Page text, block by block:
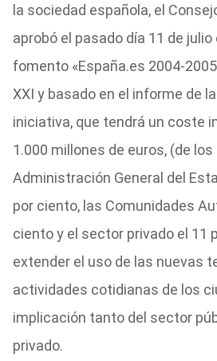
la sociedad española, el
aprobó el pasado día 11 de julio
fomento «España.es 2004-
XXI y basado en el informe de
iniciativa, que tendrá un coste
1.000 millones de euros, (de los
Administración General del
por ciento, las Comunidades
ciento y el sector privado el 11
extender el uso de las nuevas
actividades cotidianas de los
implicación tanto del sector
privado.